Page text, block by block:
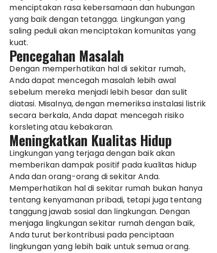
menciptakan rasa kebersamaan dan hubungan
yang baik dengan tetangga. Lingkungan yang
saling peduli akan menciptakan komunitas yang
kuat.
Pencegahan Masalah
Dengan memperhatikan hal di sekitar rumah,
Anda dapat mencegah masalah lebih awal
sebelum mereka menjadi lebih besar dan sulit
diatasi. Misalnya, dengan memeriksa instalasi listrik
secara berkala, Anda dapat mencegah risiko
korsleting atau kebakaran.
Meningkatkan Kualitas Hidup
Lingkungan yang terjaga dengan baik akan
memberikan dampak positif pada kualitas hidup
Anda dan orang-orang di sekitar Anda.
Memperhatikan hal di sekitar rumah bukan hanya
tentang kenyamanan pribadi, tetapi juga tentang
tanggung jawab sosial dan lingkungan. Dengan
menjaga lingkungan sekitar rumah dengan baik,
Anda turut berkontribusi pada penciptaan
lingkungan yang lebih baik untuk semua orang.